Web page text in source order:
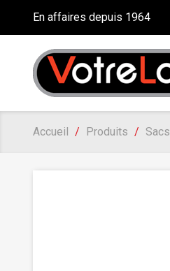
En affaires depuis 1964
Accueil Produits Sacs